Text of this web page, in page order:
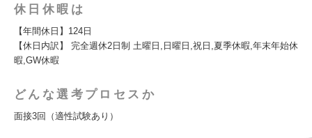
休日休暇は
【年間休日】124日
【休日内訳】 完全週休2日制 土曜日,日曜日,祝日,夏季休暇,年末年始休
暇,GW休暇
どんな選考プロセスか
面接3回（適性試験あり）